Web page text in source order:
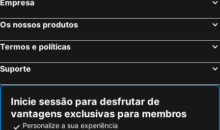
Frankfurt, Hesse Hotéis
Hamburgo, Hamburgo Hotéis
Stuttgart, Bade-Vurtemberga Hotéis
Empresa
Os nossos produtos
Termos e políticas
Suporte
Inicie sessão para desfrutar de
vantagens exclusivas para membros
Personalize a sua experiência